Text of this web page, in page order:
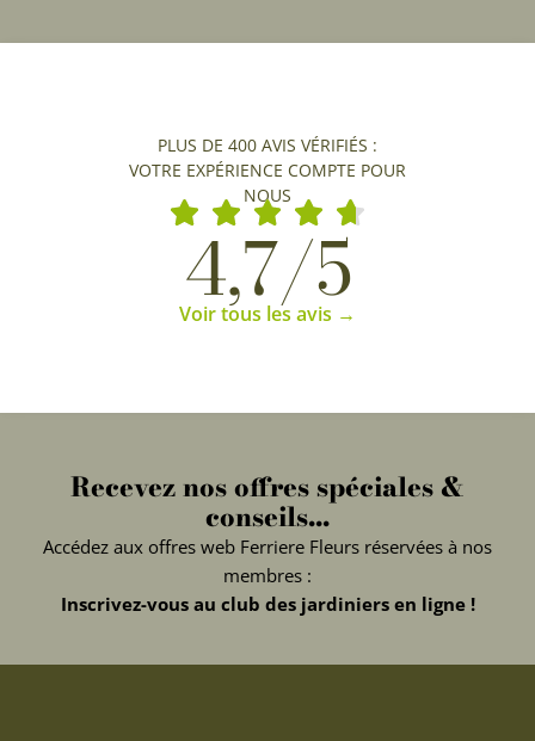
PLUS DE 400 AVIS VÉRIFIÉS :
VOTRE EXPÉRIENCE COMPTE POUR
NOUS
4,7/5
Voir tous les avis →
Recevez nos offres spéciales &
conseils...
Accédez aux offres web Ferriere Fleurs réservées à nos
membres :
Inscrivez-vous au club des jardiniers en ligne !